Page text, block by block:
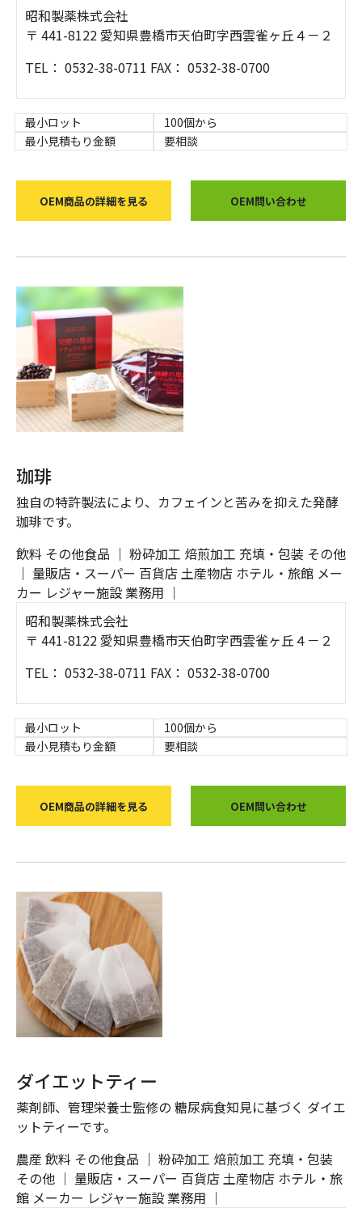
昭和製薬株式会社
〒 441-8122 愛知県豊橋市天伯町字西雲雀ヶ丘４－２
TEL： 0532-38-0711 FAX： 0532-38-0700
最小ロット
100個から
最小見積もり金額
要相談
OEM商品の詳細を見る OEM問い合わせ
珈琲
独自の特許製法により、カフェインと苦みを抑えた発酵
珈琲です。
飲料 その他食品 ｜ 粉砕加工 焙煎加工 充填・包装 その他
｜ 量販店・スーパー 百貨店土産物店 ホテル・旅館 メー
カー レジャー施設業務用 ｜
昭和製薬株式会社
〒 441-8122 愛知県豊橋市天伯町字西雲雀ヶ丘４－２
TEL： 0532-38-0711 FAX： 0532-38-0700
最小ロット
100個から
最小見積もり金額
要相談
OEM商品の詳細を見る OEM問い合わせ
ダイエットティー
薬剤師、管理栄養士監修の 糖尿病食知見に基づく ダイエ
ットティーです。
農産 飲料 その他食品 ｜ 粉砕加工 焙煎加工 充填・包装
その他 ｜ 量販店・スーパー 百貨店土産物店 ホテル・旅
館 メーカー レジャー施設業務用 ｜